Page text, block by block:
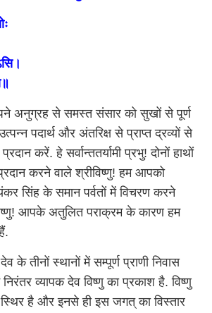
अनुग्रह से समस्त संसार को सुखों से पूर्ण
पदार्थ और अंतरिक्ष से प्राप्त द्रव्यों से
करें. हे सर्वान्ततर्यामी प्रभु! दोनों हाथों
करने वाले श्रीविष्णु! हम आपको
सिंह के समान पर्वतों में विचरण करने
आपके अतुलित पराक्रम के कारण हम
के तीनों स्थानों में सम्पूर्ण प्राणी निवास
व्यापक देव विष्णु का प्रकाश है. विष्णु
स्थिर है और इनसे ही इस जगत् का विस्तार